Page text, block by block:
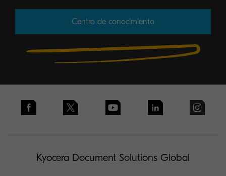
Centro de conocimiento
Kyocera Document Solutions Global